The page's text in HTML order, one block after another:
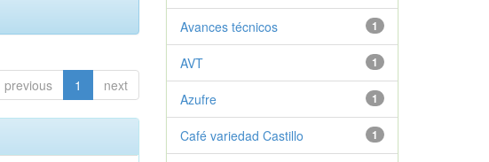
previous 1 next
1
Avances técnicos
1
AVT
1
Azufre
1
Café variedad Castillo